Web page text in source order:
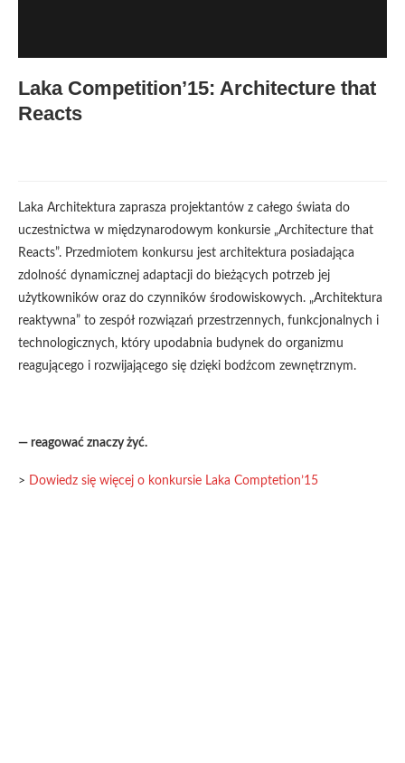
Laka Competition’15: Architecture that
Reacts
Laka Architektura zaprasza projektantów z całego świata do
uczestnictwa w międzynarodowym konkursie „Architecture that
Reacts”. Przedmiotem konkursu jest architektura posiadająca
zdolność dynamicznej adaptacji do bieżących potrzeb jej
użytkowników oraz do czynników środowiskowych. „Architektura
reaktywna” to zespół rozwiązań przestrzennych, funkcjonalnych i
technologicznych, który upodabnia budynek do organizmu
reagującego i rozwijającego się dzięki bodźcom zewnętrznym.
— reagować znaczy żyć.
> Dowiedz się więcej o konkursie Laka Comptetion’15